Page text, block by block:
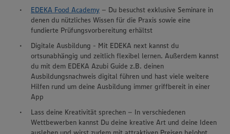
Wir setzen Cookies und andere Technologien ein, um Ihnen
ein bestmögliches Nutzungserlebnis unserer Website zu
EDEKA Food Academy – Du besuchst exklusive Seminare in
denen du nützliches Wissen für die Praxis sowie eine
fundierte Prüfungsvorbereitung erhältst
Digitale Ausbildung - Mit EDEKA next kannst du
ortsunabhängig und zeitlich flexibel lernen. Außerdem kannst
du mit dem EDEKA Azubi Guide z.B. deinen
Ausbildungsnachweis digital führen und hast viele weitere
Hilfen rund um deine Ausbildung immer griffbereit in einer
App
Lass deine Kreativität sprechen – In verschiedenen
Wettbewerben kannst Du deine kreative Art und deine Ideen